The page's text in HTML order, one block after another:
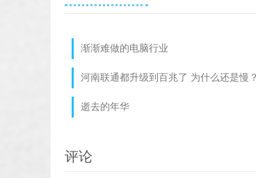
渐渐难做的电脑行业
河南联通都升级到百兆了 为什么还是慢？
逝去的年华
评论